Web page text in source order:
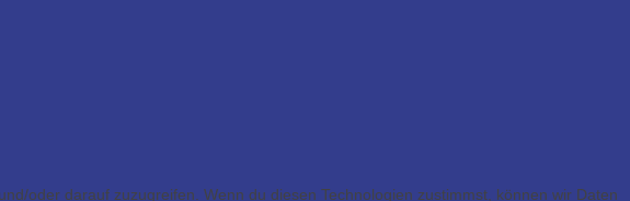
oder darauf zuzugreifen. Wenn du diesen Technologien zustimmst, können wir Daten